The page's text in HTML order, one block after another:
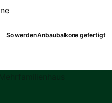
So werden Anbaubalkone gefertigt